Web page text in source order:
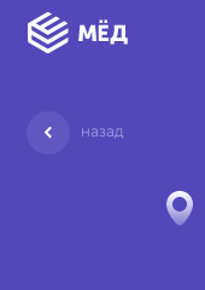
назад